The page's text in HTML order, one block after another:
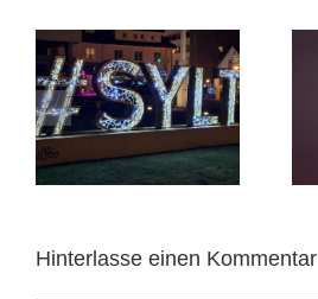
Sylt im Dezember
2025: Teil 2
Hinterlasse einen Kommentar